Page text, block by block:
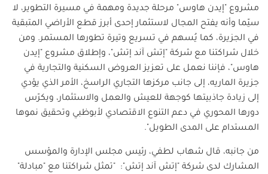
مشروع "إيدن هاوس" مرحلة جديدة ومهمة في مسيرة التطوير، لا
سيّما وأنه يفتح المجال لاستثمار إحدى أبرز قطع الأراضي المتبقية
في الجزيرة، كما يُسهم في تسريع وتيرة تطورها المستمر. ومن
خلال شراكتنا مع شركة "إتش آند إتش"، وإطلاق مشروع "إيدن
هاوس"، فإننا نعمل على تعزيز العروض السكنية والتجارية في
جزيرة الماريه، إلى جانب مركزها التجاري الراسخ، الأمر الذي يؤدي
إلى زيادة جاذبيتها كوجهة للعيش والعمل والاستثمار، ويكرّس
دورها المحوري في دعم التنوع الاقتصادي لأبوظبي وتحقيق نموها
المستدام على المدى الطويل ".
من جانبه، قال شهاب لطفي، رئيس مجلس الإدارة والمؤسس
المشارك لدى شركة "إتش آند إتش": "تمثل شراكتنا مع "مبادلة"